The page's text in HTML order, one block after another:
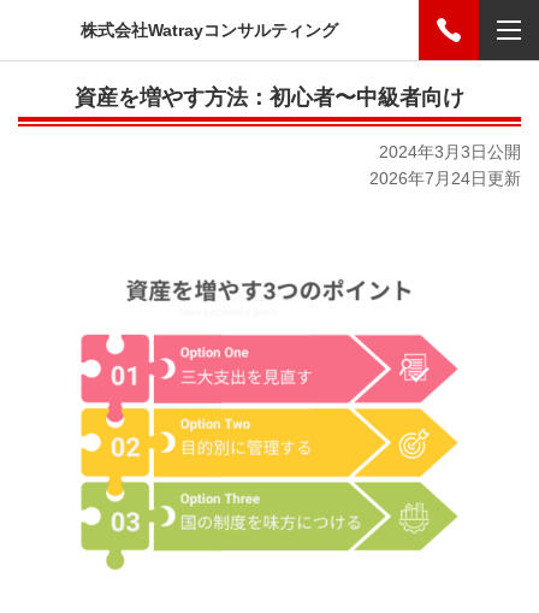
株式会社Watrayコンサルティング
資産を増やす方法：初心者〜中級者向け
2024年3月3日公開
2026年7月24日更新